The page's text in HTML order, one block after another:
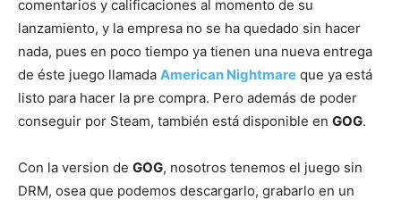
comentarios y calificaciones al momento de su
lanzamiento, y la empresa no se ha quedado sin hacer
nada, pues en poco tiempo ya tienen una nueva entrega
de éste juego llamada American Nightmare que ya está
listo para hacer la pre compra. Pero además de poder
conseguir por Steam, también está disponible en GOG.
Con la version de GOG, nosotros tenemos el juego sin
DRM, osea que podemos descargarlo, grabarlo en un